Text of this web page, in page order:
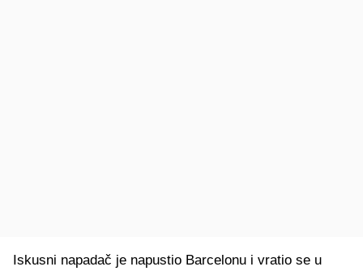
Iskusni napadač je napustio Barcelonu i vratio se u